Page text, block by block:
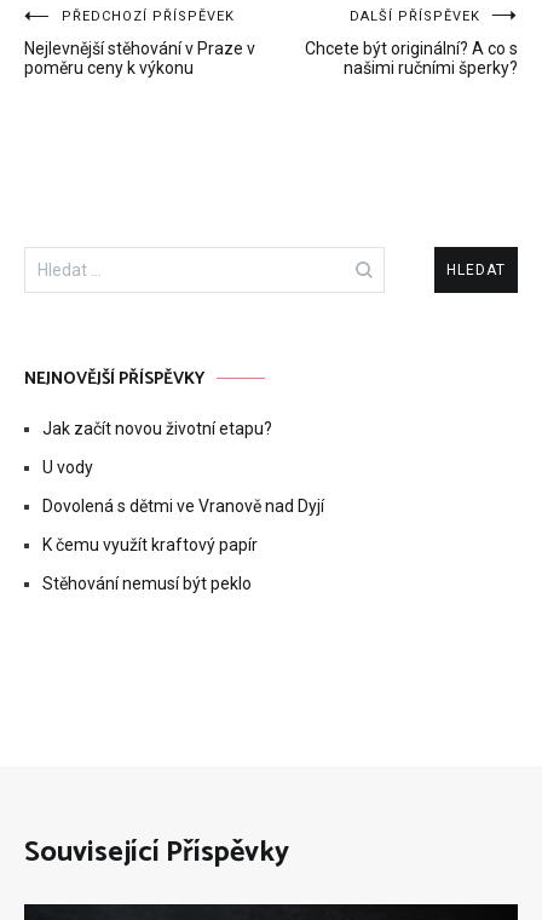
Navigace
pro
PŘEDCHOZÍ PŘÍSPĚVEK
Nejlevnější stěhování v Praze v
poměru ceny k výkonu
DALŠÍ PŘÍSPĚVEK
Chcete být originální? A co s
našimi ručními šperky?
Vyhledávání
NEJNOVĚJŠÍ PŘÍSPĚVKY
Jak začít novou životní etapu?
U vody
Dovolená s dětmi ve Vranově nad Dyjí
K čemu využít kraftový papír
Stěhování nemusí být peklo
Související Příspěvky